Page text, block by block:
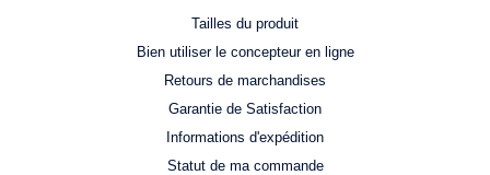
Tailles du produit
Bien utiliser le concepteur en ligne
Retours de marchandises
Garantie de Satisfaction
Informations d'expédition
Statut de ma commande